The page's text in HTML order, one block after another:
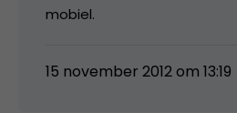
mobiel.
15 november 2012 om 13:19